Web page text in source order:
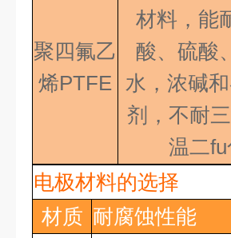
聚四氟乙
烯PTFE
材料，能
酸、硫酸
水，浓碱
剂，不耐
温二
电极材料的选择
材质 耐腐蚀性能